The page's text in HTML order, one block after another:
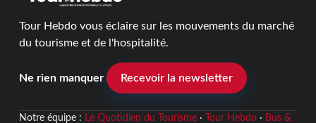
Tour Hebdo vous éclaire sur les mouvements du marché
du tourisme et de l'hospitalité.
Ne rien manquer Recevoir la newsletter
Notre équipe : Le Quotidien du Tourisme· Tour Hebdo· Bus &